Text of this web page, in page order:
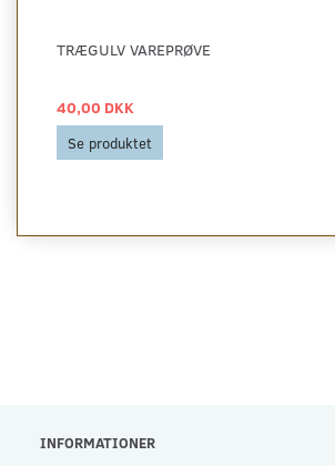
TRÆGULV VAREPRØVE
40,00 DKK
Se produktet
INFORMATIONER